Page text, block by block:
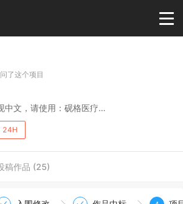
商标版权
了这个项目
中文，请使用：砚格医疗
匠心
兽医的医疗器械和药品、宠物医院设备等
24H
稿作品 (25)